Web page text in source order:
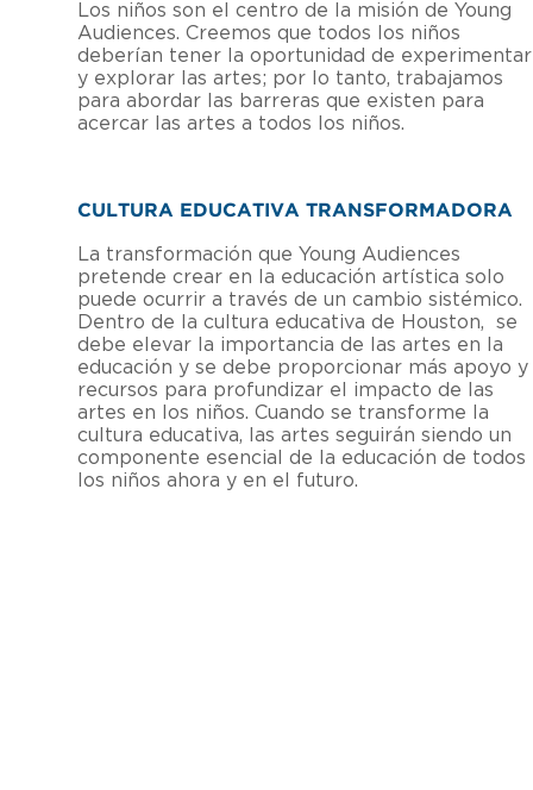
Los niños son el centro de la misión de Young
Audiences. Creemos que todos los niños
deberían tener la oportunidad de experimentar
y explorar las artes; por lo tanto, trabajamos
para abordar las barreras que existen para
acercar las artes a todos los niños.
CULTURA EDUCATIVA TRANSFORMADORA
La transformación que Young Audiences
pretende crear en la educación artística solo
puede ocurrir a través de un cambio sistémico.
Dentro de la cultura educativa de Houston, se
debe elevar la importancia de las artes en la
educación y se debe proporcionar más apoyo y
recursos para profundizar el impacto de las
artes en los niños. Cuando se transforme la
cultura educativa, las artes seguirán siendo un
componente esencial de la educación de todos
los niños ahora y en el futuro.